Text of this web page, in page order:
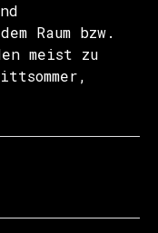
Raum bzw.
meist zu